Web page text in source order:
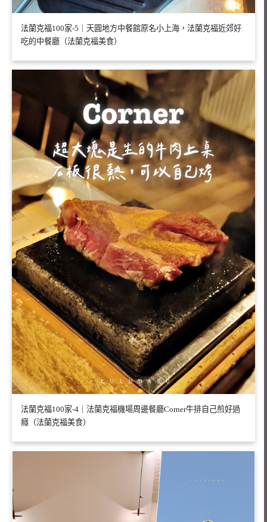
法蘭克福100家-5｜天圓地方中餐館原名小上海，法蘭克福近郊好
吃的中餐廳（法蘭克福美食）
法蘭克福100家-4｜法蘭克福機場周邊餐廳Corner牛排自己煎好過
癮（法蘭克福美食）